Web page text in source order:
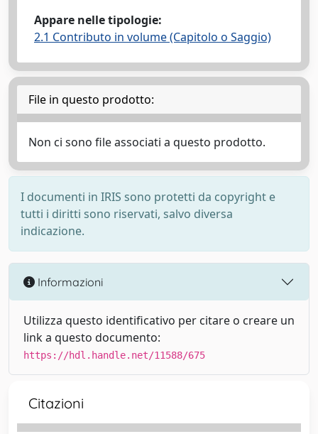
Appare nelle tipologie:
2.1 Contributo in volume (Capitolo o Saggio)
File in questo prodotto:
Non ci sono file associati a questo prodotto.
I documenti in IRIS sono protetti da copyright e
tutti i diritti sono riservati, salvo diversa
indicazione.
Informazioni
Utilizza questo identificativo per citare o creare un
link a questo documento:
https://hdl.handle.net/11588/675
Citazioni